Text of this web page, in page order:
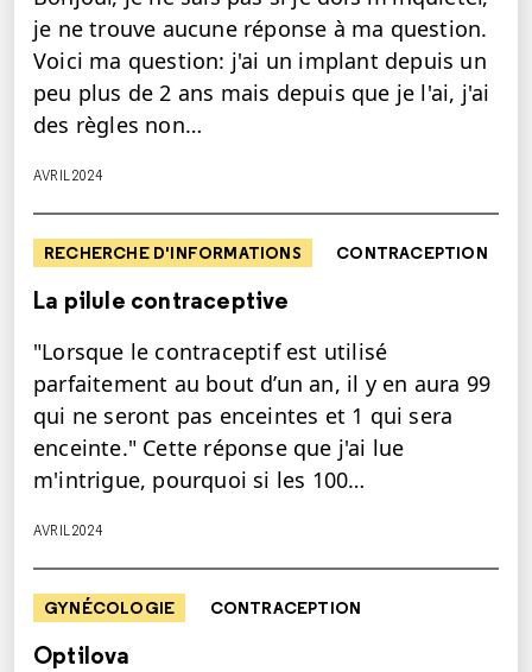
je ne trouve aucune réponse à ma question.
Voici ma question: j'ai un implant depuis un
peu plus de 2 ans mais depuis que je l'ai, j'ai
des règles non…
AVRIL 2024
RECHERCHE D'INFORMATIONS CONTRACEPTION
La pilule contraceptive
"Lorsque le contraceptif est utilisé
parfaitement au bout d’un an, il y en aura 99
qui ne seront pas enceintes et 1 qui sera
enceinte." Cette réponse que j'ai lue
m'intrigue, pourquoi si les 100…
AVRIL 2024
GYNÉCOLOGIE CONTRACEPTION
Optilova